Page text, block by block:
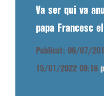
Va ser qui va
papa Francesc
Publicat: 06/07/
15/01/2022 09:16